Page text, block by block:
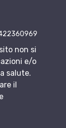
non si
e/o
salute.
il